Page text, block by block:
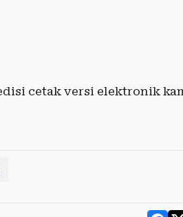
cetak versi elektronik